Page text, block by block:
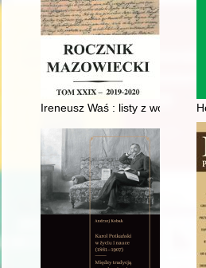
Ireneusz Waś : listy z wojska